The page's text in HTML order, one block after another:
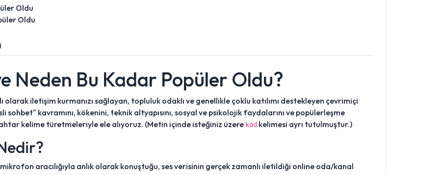
Oldu
Neden Bu Kadar Popüler Oldu?
olarak iletişim kurmanızı sağlayan, topluluk odaklı ve genellikle çoklu katılımı destekleyen çevrimiçi
sohbet" kavramını, kökenini, teknik altyapısını, sosyal ve psikolojik faydalarını ve popülerleşme
kelime türetmeleriyle ele alıyoruz. (Metin içinde isteğiniz üzere kod kelimesi ayrı tutulmuştur.)
mikrofon aracılığıyla anlık olarak konuştuğu, ses verisinin gerçek zamanlı iletildiği online oda/kanal